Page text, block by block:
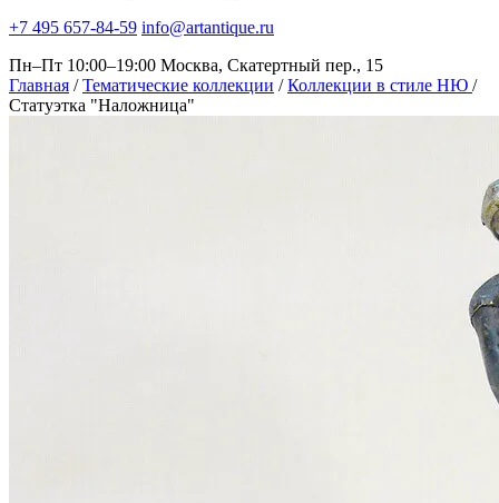
+7 495 657-84-59 info@artantique.ru
Пн–Пт 10:00–19:00 Москва, Скатертный пер., 15
Главная / Тематические коллекции / Коллекции в стиле НЮ /
Статуэтка "Наложница"